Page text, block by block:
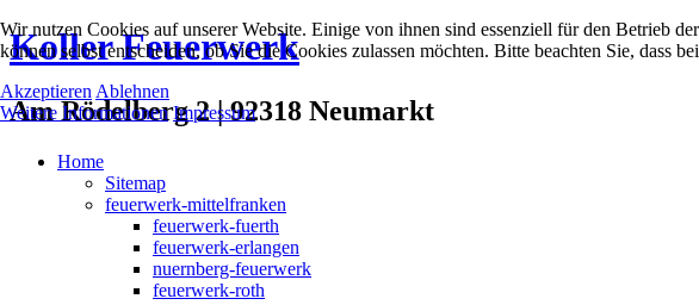
Koller Feuerwerk
Am Rödelberg 2 | 92318 Neumarkt
Home
Sitemap
feuerwerk-mittelfranken
feuerwerk-fuerth
feuerwerk-erlangen
nuernberg-feuerwerk
feuerwerk-roth
Wir nutzen Cookies auf unserer Website. Einige von ihnen sind essenziell für den Betrieb
können selbst entscheiden, ob Sie die Cookies zulassen möchten. Bitte beachten Sie,
Akzeptieren Ablehnen
Weitere Informationen Impressum